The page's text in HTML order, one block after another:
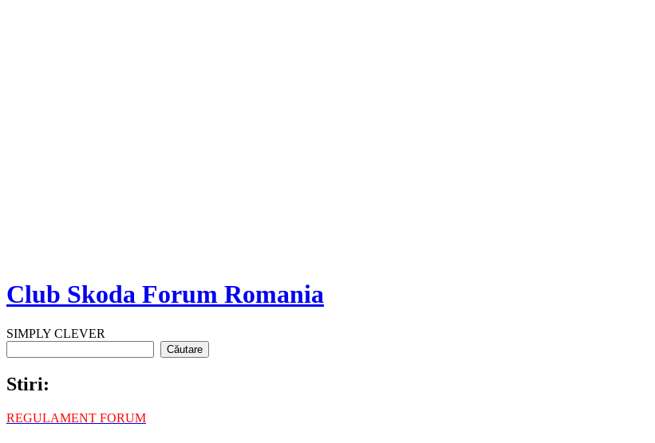
Club Skoda Forum Romania
SIMPLY CLEVER
Stiri:
REGULAMENT FORUM